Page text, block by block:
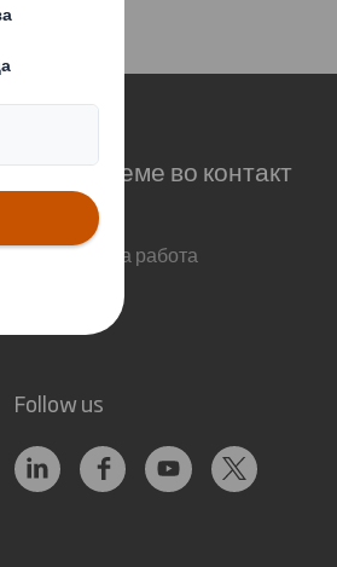
Да останеме во контакт
Аплицирај за работа
Follow us